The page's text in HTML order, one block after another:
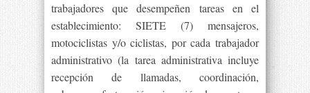
trabajadores que desempeñen tareas en el
establecimiento: SIETE (7) mensajeros,
motociclistas y/o ciclistas, por cada trabajador
administrativo (la tarea administrativa incluye
recepción de llamadas, coordinación,